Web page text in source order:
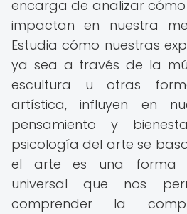
encarga de analizar
impactan en nuestra
Estudia cómo nuestras
ya sea a través de la
escultura u otras
artística, influyen en
pensamiento y
psicología del arte se
el arte es una forma
universal que nos
comprender la